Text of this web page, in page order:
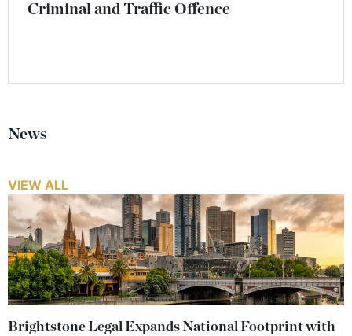
Criminal and Traffic Offence
News
VIEW ALL
Brightstone Legal Expands National Footprint with